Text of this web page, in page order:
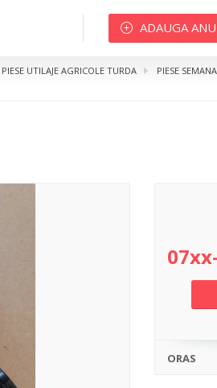
ADAUGA
PIESE UTILAJE AGRICOLE TURDA PIESE
ORAS